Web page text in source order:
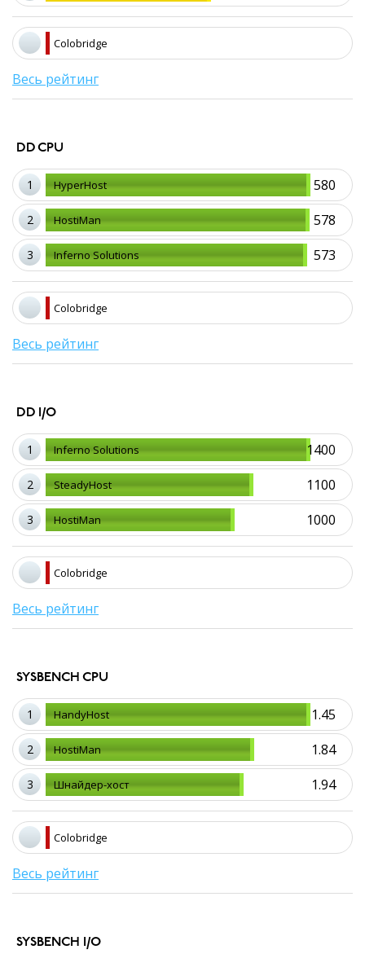
Colobridge
Весь рейтинг
DD CPU
1 580
HyperHost
2 578
HostiMan
3 573
Inferno Solutions
Colobridge
Весь рейтинг
DD I/O
1 1400
Inferno Solutions
2 1100
SteadyHost
3 1000
HostiMan
Colobridge
Весь рейтинг
SYSBENCH CPU
1 1.45
HandyHost
2 1.84
HostiMan
3 1.94
Шнайдер-хост
Colobridge
Весь рейтинг
SYSBENCH I/O